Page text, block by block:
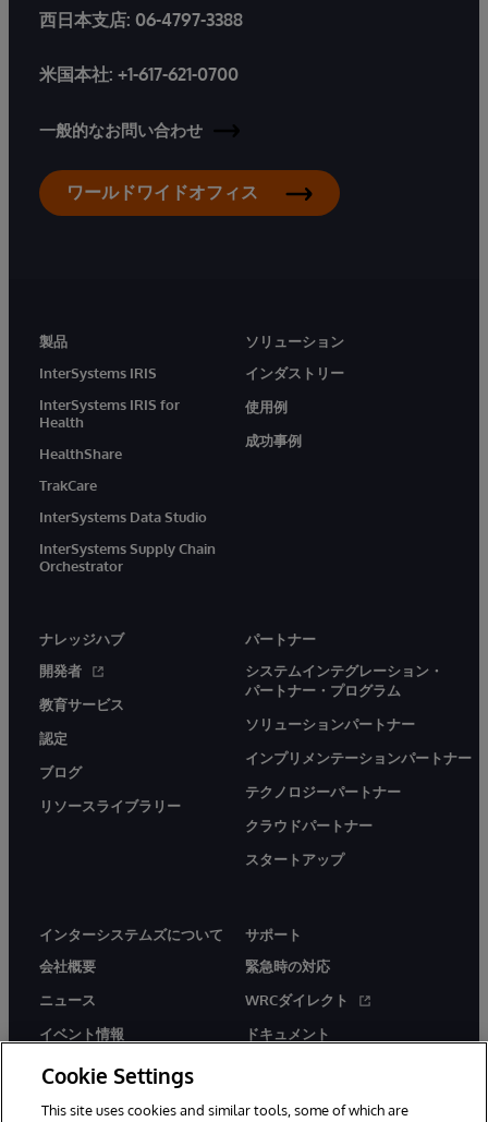
西日本支店: 06-4797-3388
米国本社: +1-617-621-0700
一般的なお問い合わせ
ワールドワイドオフィス
製品
InterSystems IRIS
InterSystems IRIS for
Health
HealthShare
TrakCare
InterSystems Data Studio
InterSystems Supply Chain
Orchestrator
ソリューション
インダストリー
使用例
成功事例
ナレッジハブ
開発者
教育サービス
認定
ブログ
リソースライブラリー
パートナー
システムインテグレーション・
パートナー・プログラム
ソリューションパートナー
インプリメンテーションパートナー
テクノロジーパートナー
クラウドパートナー
スタートアップ
インターシステムズについて
会社概要
ニュース
イベント情報
採用情報
サポート
緊急時の対応
WRCダイレクト
ドキュメント
Cookie Settings
This site uses cookies and similar tools, some of which are